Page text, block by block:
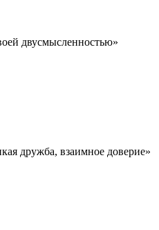
двусмысленностью»
дружба, взаимное доверие»